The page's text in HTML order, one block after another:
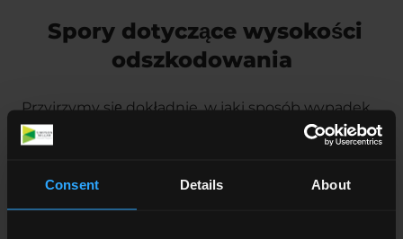
Consent Details About
Spory dotyczące wysokości
odszkodowania
Przyjrzymy się dokładnie, w jaki sposób wypadek
wpłynął na Twoje życie, aby ustalić, jaką kwotę
odzwierciedlać:
Jak poważny jest uszczerbek na